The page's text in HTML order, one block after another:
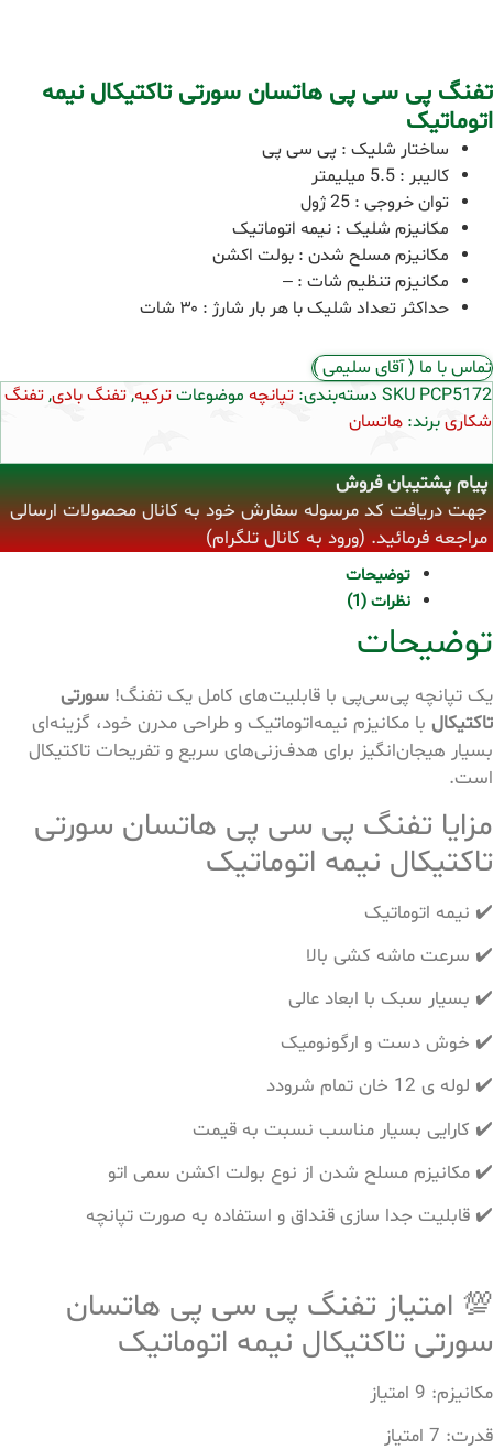
تفنگ پی سی پی هاتسان سورتی تاکتیکال نیمه
اتوماتیک
ساختار شلیک : پی سی پی
کالیبر : 5.5 میلیمتر
توان خروجی : 25 ژول
مکانیزم شلیک : نیمه اتوماتیک
مکانیزم مسلح شدن : بولت اکشن
مکانیزم تنظیم شات : –
حداکثر تعداد شلیک با هر بار شارژ : ۳۰ شات
تماس با ما ( آقای سلیمی )
SKU PCP5172 دسته‌بندی: تپانچه موضوعاتترکیه,تفنگ بادی,تفنگ
شکاریبرند: هاتسان
پیام پشتیبان فروش
جهت دریافت کد مرسوله سفارش خود به کانال محصولات ارسالی
مراجعه فرمائید. (ورود به کانال تلگرام)
توضیحات
نظرات (1)
توضیحات
یک تپانچه پی‌سی‌پی با قابلیت‌های کامل یک تفنگ! سورتی
تاکتیکال با مکانیزم نیمه‌اتوماتیک و طراحی مدرن خود، گزینه‌ای
بسیار هیجان‌انگیز برای هدف‌زنی‌های سریع و تفریحات تاکتیکال
است.
مزایا تفنگ پی سی پی هاتسان سورتی
تاکتیکال نیمه اتوماتیک
✔️ نیمه اتوماتیک
✔️ سرعت ماشه کشی بالا
✔️ بسیار سبک با ابعاد عالی
✔️ خوش دست و ارگونومیک
✔️ لوله ی 12 خان تمام شرودد
✔️ کارایی بسیار مناسب نسبت به قیمت
✔️ مکانیزم مسلح شدن از نوع بولت اکشن سمی اتو
✔️ قابلیت جدا سازی قنداق و استفاده به صورت تپانچه
💯 امتیاز تفنگ پی سی پی هاتسان
سورتی تاکتیکال نیمه اتوماتیک
مکانیزم: 9 امتیاز
قدرت: 7 امتیاز